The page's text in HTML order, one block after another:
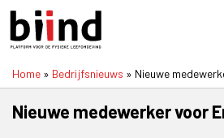
Overslaan
naar
inhoud
Home Bedrijfsnieuws Nieuwe
Nieuwe medewerker voor